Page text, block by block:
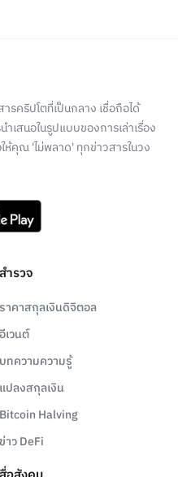
รคริปโตที่เป็นกลาง เชื่อถือได้
เสนอในรูปแบบของการเล่าเรื่อง
ห้คุณ 'ไม่พลาด' ทุกข่าวสารในวง
สำรวจ
ราคาสกุลเงินดิจิตอล
อีเวนต์
บทความความรู้
แปลงสกุลเงิน
Bitcoin Halving
ข่าว DeFi